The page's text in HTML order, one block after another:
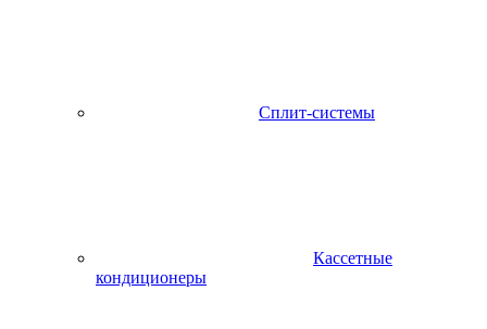
Сплит-системы
Кассетные
кондиционеры